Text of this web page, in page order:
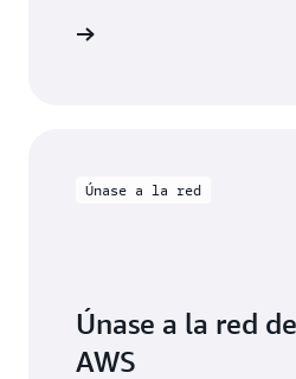
Únase a la red
Únase a la red
AWS